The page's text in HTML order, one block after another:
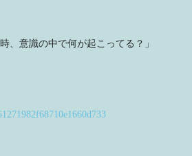
、意識の中で何が起こってる？」